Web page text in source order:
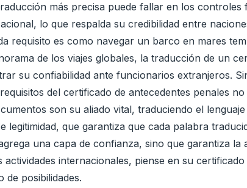
más precisa puede fallar en los
lo que respalda su credibilidad entre
requisito es como navegar un barco en mares
de los viajes globales, la traducción de un
su confiabilidad ante funcionarios extranjeros.
del certificado de antecedentes penales
son su aliado vital, traduciendo el
legitimidad, que garantiza que cada palabra
una capa de confianza, sino que garantiza
actividades internacionales, piense en su
de posibilidades.